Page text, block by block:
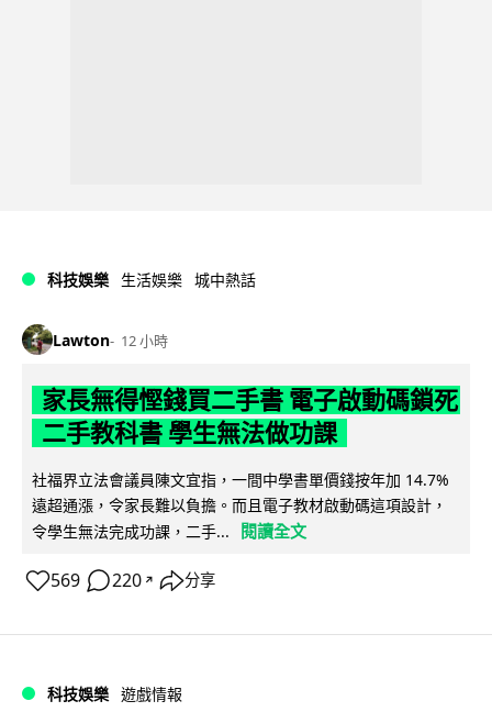
科技娛樂 生活娛樂 城中熱話
Lawton 12 小時
家長無得慳錢買二手書 電子啟動碼鎖死
二手教科書 學生無法做功課
社福界立法會議員陳文宜指，一間中學書單價錢按年加 14.7%
遠超通漲，令家長難以負擔。而且電子教材啟動碼這項設計，
令學生無法完成功課，二手...
閱讀全文
569 220 ↗ 分享
科技娛樂 遊戲情報